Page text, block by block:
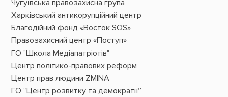
Чугуївська правозахисна група
Харківський антикорупційний центр
Благодійний фонд «Восток SOS»
Правозахисний центр «Поступ»
ГО "Школа Медіапатріотів"
Центр політико-правових реформ
Центр прав людини ZMINA
ГО “Центр розвитку та демократії”